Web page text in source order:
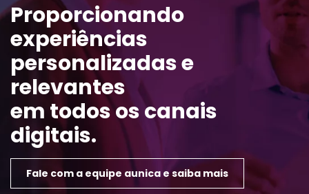
Proporcionando
experiências
personalizadas e
relevantes
em todos os canais
digitais.
Fale com a equipe aunica e saiba mais